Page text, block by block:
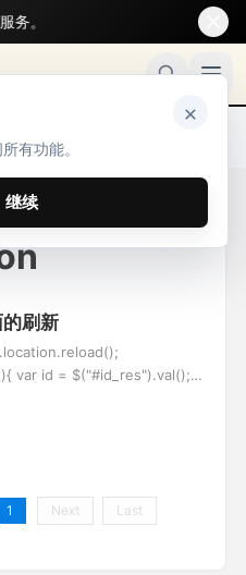
×
有功能。
继续
。
刷新
var id = $("#id_res").val();
type = 'caiji_train'; //异步获
1 Next Last